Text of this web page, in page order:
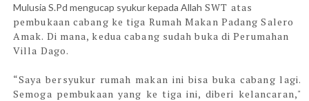
Mulusia S.Pd mengucap syukur kepada Allah SWT atas
pembukaan cabang ke tiga Rumah Makan Padang Salero
Amak. Di mana, kedua cabang sudah buka di Perumahan
Villa Dago.
“Saya bersyukur rumah makan ini bisa buka cabang lagi.
Semoga pembukaan yang ke tiga ini, diberi kelancaran,"